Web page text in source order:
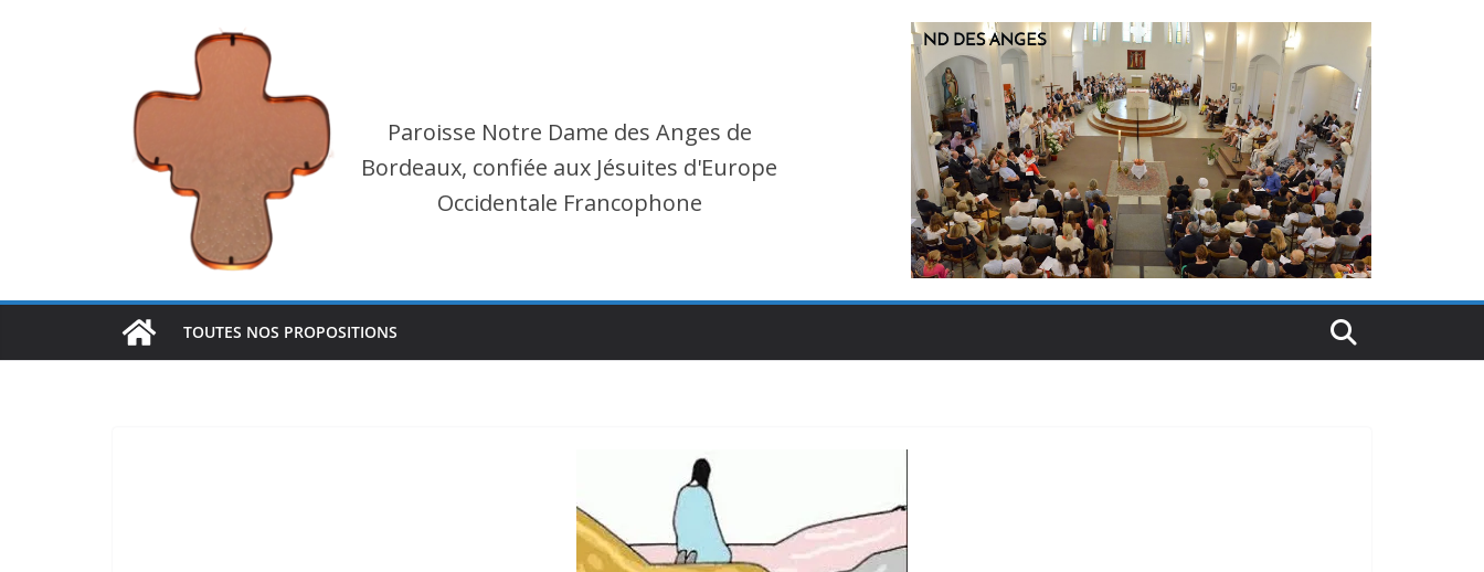
Paroisse Notre Dame des Anges de
Bordeaux, confiée aux Jésuites d'Europe
Occidentale Francophone
TOUTES NOS PROPOSITIONS